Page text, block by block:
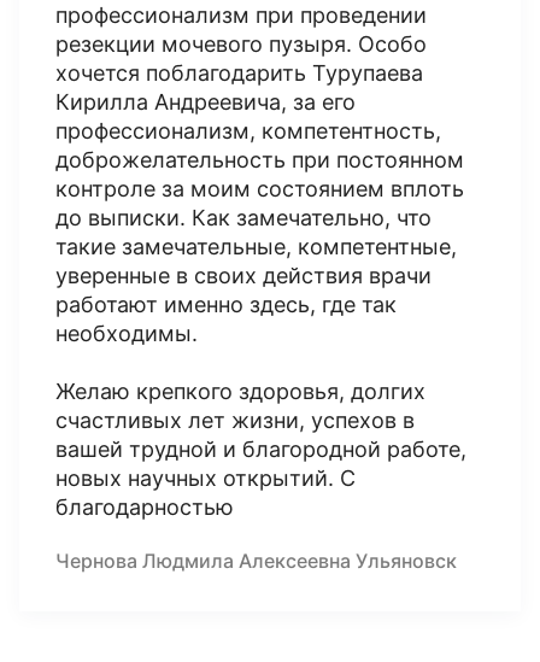
профессионализм при проведении
резекции мочевого пузыря. Особо
хочется поблагодарить Турупаева
Кирилла Андреевича, за его
профессионализм, компетентность,
доброжелательность при постоянном
контроле за моим состоянием вплоть
до выписки. Как замечательно, что
такие замечательные, компетентные,
уверенные в своих действия врачи
работают именно здесь, где так
необходимы.
Желаю крепкого здоровья, долгих
счастливых лет жизни, успехов в
вашей трудной и благородной работе,
новых научных открытий. С
благодарностью
Чернова Людмила Алексеевна Ульяновск